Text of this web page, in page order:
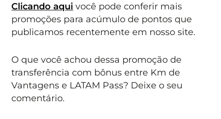
Clicando aqui você pode conferir mais
promoções para acúmulo de pontos que
publicamos recentemente em nosso site.
O que você achou dessa promoção de
transferência com bônus entre Km de
Vantagens e LATAM Pass? Deixe o seu
comentário.